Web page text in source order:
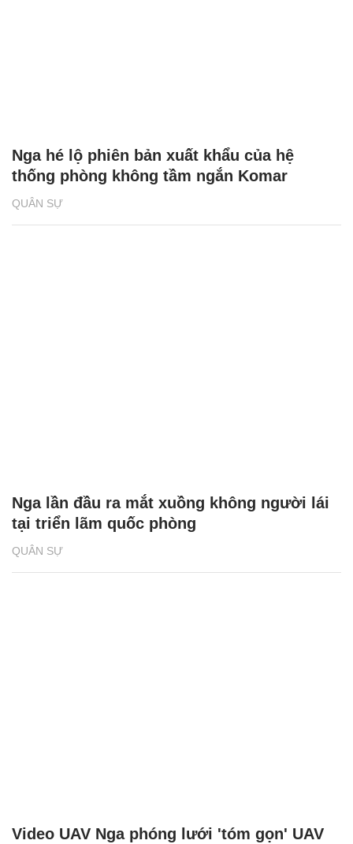
QUÂN SỰ
Nga hé lộ phiên bản xuất khẩu của hệ
thống phòng không tầm ngắn Komar
QUÂN SỰ
Nga lần đầu ra mắt xuồng không người lái
tại triển lãm quốc phòng
Video UAV Nga phóng lưới 'tóm gọn' UAV